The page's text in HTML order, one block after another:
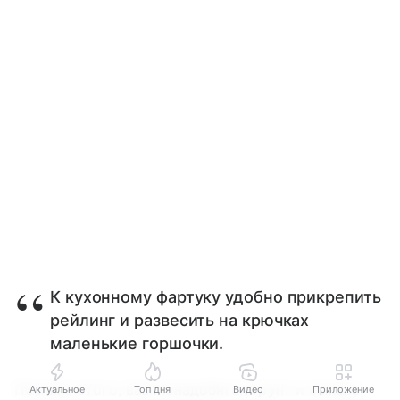
К кухонному фартуку удобно прикрепить
рейлинг и развесить на крючках
маленькие горшочки.
Помимо этого, вам понадобятся грунт и семена.
Актуальное Топ дня Видео Приложение